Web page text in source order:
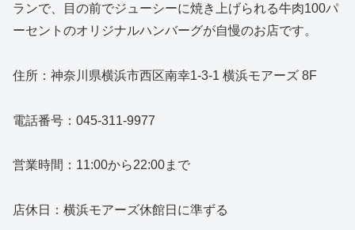
ランで、目の前でジューシーに焼き上げられる牛肉100パ
ーセントのオリジナルハンバーグが自慢のお店です。
住所：神奈川県横浜市西区南幸1-3-1 横浜モアーズ 8F
電話番号：045-311-9977
営業時間：11:00から22:00まで
店休日：横浜モアーズ休館日に準ずる